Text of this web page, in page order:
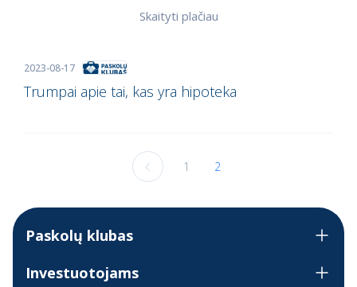
2023-08-17
Trumpai apie tai, kas yra hipoteka
Skaityti plačiau
1 2
Paskolų klubas
Investuotojams